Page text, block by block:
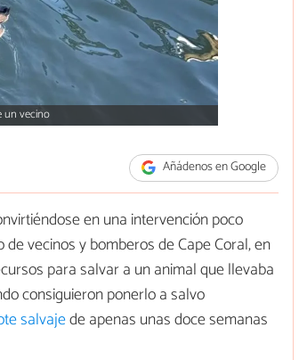
un vecino
Añádenos en Google
en una intervención poco
vecinos y bomberos de Cape Coral, en
para salvar a un animal que llevaba
consiguieron ponerlo a salvo
salvajede apenas unas doce semanas